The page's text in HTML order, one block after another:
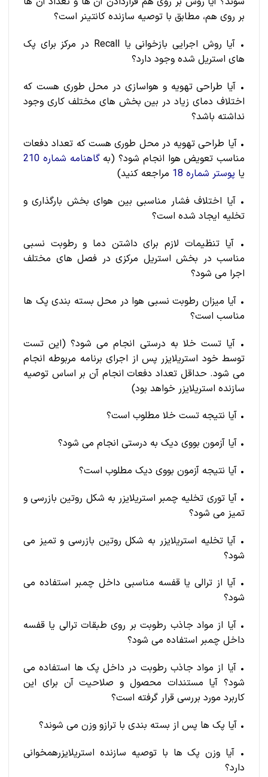
بر روی هم، مطابق با توصیه سازنده کانتینر است؟
• آیا روش اجرایی بازخوانی یا Recall در مرکز برای پک
های استریل شده وجود دارد؟
• آیا طراحی تهویه و هواسازی در محل طوری هست که
اختلاف دمای زیاد در بین بخش های مختلف کاری وجود
نداشته باشد؟
• آیا طراحی تهویه در محل طوری هست که تعداد دفعات
مناسب تعویض هوا انجام شود؟ (بهگاهنامه شماره 210
یا پوستر شماره 18
مراجعه کنید)
• آیا اختلاف فشار مناسبی بین هوای بخش بارگذاری و
تخلیه ایجاد شده است؟
• آیا تنظیمات لازم برای داشتن دما و رطوبت نسبی
مناسب در بخش استریل مرکزی در فصل های مختلف
اجرا می شود؟
• آیا میزان رطوبت نسبی هوا در محل بسته بندی پک ها
مناسب است؟
• آیا تست خلا به درستی انجام می شود؟ (این تست
توسط خود استریلایزر پس از اجرای برنامه مربوطه انجام
می شود. حداقل تعداد دفعات انجام آن بر اساس توصیه
سازنده استریلایزر خواهد بود)
• آیا نتیجه تست خلا مطلوب است؟
• آیا آزمون بووی دیک به درستی انجام می شود؟
• آیا نتیجه آزمون بووی دیک مطلوب است؟
• آیا توری تخلیه چمبر استریلایزر به شکل روتین بازرسی و
تمیز می شود؟
• آیا تخلیه استریلایزر به شکل روتین بازرسی و تمیز می
شود؟
• آیا از ترالی یا قفسه مناسبی داخل چمبر استفاده می
شود؟
• آیا از مواد جاذب رطوبت بر روی طبقات ترالی یا قفسه
داخل چمبر استفاده می شود؟
• آیا از مواد جاذب رطوبت در داخل پک ها استفاده می
شود؟ آیا مستندات محصول و صلاحیت آن برای این
کاربرد مورد بررسی قرار گرفته است؟
• آیا پک ها پس از بسته بندی با ترازو وزن می شوند؟
• آیا وزن پک ها با توصیه سازنده استریلایزرهمخوانی
دارد؟